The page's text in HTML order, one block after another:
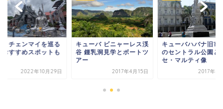
ーバ ビニャーレス渓
乳洞見学とボートツ
2017年4月15日
キューバハバナ旧市街地
のセントラル公園とホ
セ・マルティ像
2017年4月14日
タイ・チェンマイを
旅～おすすめスポッ
紹介
2022年10